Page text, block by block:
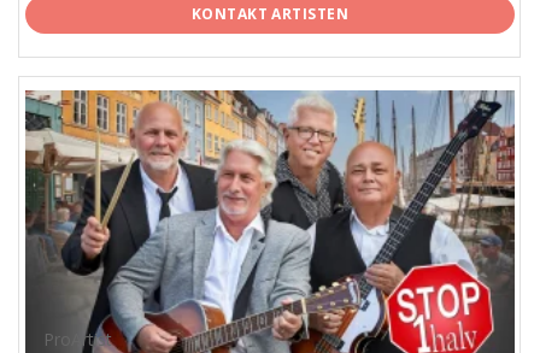
KONTAKT ARTISTEN
ProArtist